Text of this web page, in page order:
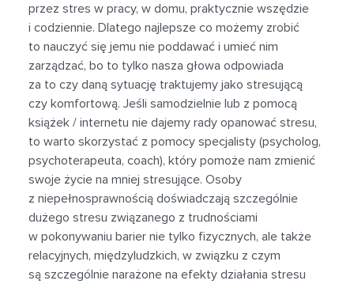
przez stres w pracy, w domu, praktycznie wszędzie
i codziennie. Dlatego najlepsze co możemy zrobić
to nauczyć się jemu nie poddawać i umieć nim
zarządzać, bo to tylko nasza głowa odpowiada
za to czy daną sytuację traktujemy jako stresującą
czy komfortową. Jeśli samodzielnie lub z pomocą
książek / internetu nie dajemy rady opanować stresu,
to warto skorzystać z pomocy specjalisty (psycholog,
psychoterapeuta, coach), który pomoże nam zmienić
swoje życie na mniej stresujące. Osoby
z niepełnosprawnością doświadczają szczególnie
dużego stresu związanego z trudnościami
w pokonywaniu barier nie tylko fizycznych, ale także
relacyjnych, międzyludzkich, w związku z czym
są szczególnie narażone na efekty działania stresu